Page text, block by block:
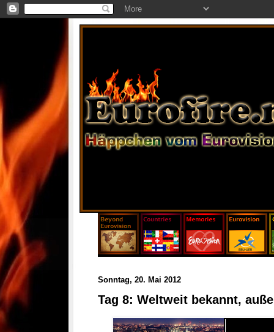
Sonntag, 20. Mai 2012
Tag 8: Weltweit bekannt,